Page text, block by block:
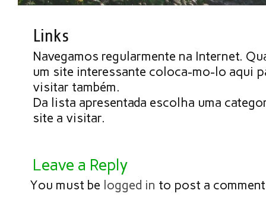
Links
Navegamos regularmente na Internet.
um site interessante coloca-mo-lo aqui
visitar também.
Da lista apresentada escolha uma
site a visitar.
Leave a Reply
You must be logged in to post a